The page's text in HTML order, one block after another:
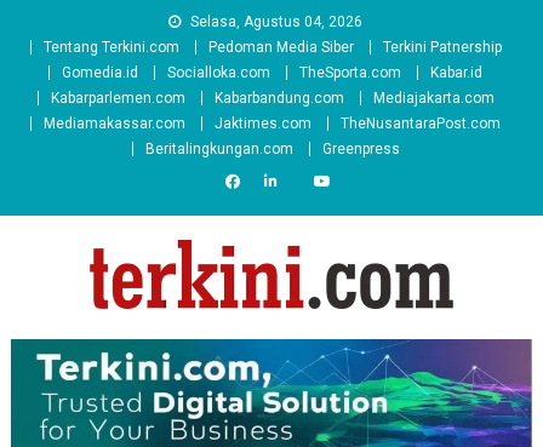
Selasa, Agustus 04, 2026
Tentang Terkini.com
Pedoman Media Siber
Terkini Patnership
Gomedia.id
Socialloka.com TheSporta.com
Kabar.id
Kabarparlemen.com
Kabarbandung.com
Mediajakarta.com
Mediamakassar.com
Jaktimes.com
TheNusantaraPost.com
Beritalingkungan.com
Greenpress